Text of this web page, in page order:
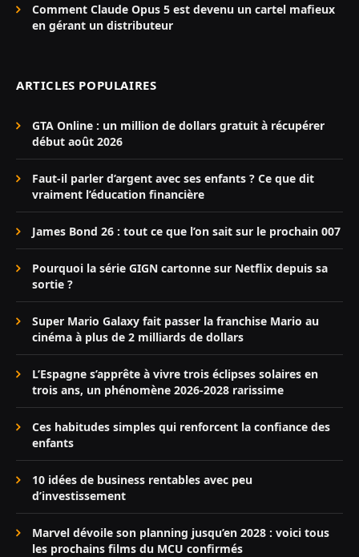
Comment Claude Opus 5 est devenu un cartel mafieux
en gérant un distributeur
ARTICLES POPULAIRES
GTA Online : un million de dollars gratuit à récupérer
début août 2026
Faut-il parler d’argent avec ses enfants ? Ce que dit
vraiment l’éducation financière
James Bond 26 : tout ce que l’on sait sur le prochain 007
Pourquoi la série GIGN cartonne sur Netflix depuis sa
sortie ?
Super Mario Galaxy fait passer la franchise Mario au
cinéma à plus de 2 milliards de dollars
L’Espagne s’apprête à vivre trois éclipses solaires en
trois ans, un phénomène 2026-2028 rarissime
Ces habitudes simples qui renforcent la confiance des
enfants
10 idées de business rentables avec peu
d’investissement
Marvel dévoile son planning jusqu’en 2028 : voici tous
les prochains films du MCU confirmés